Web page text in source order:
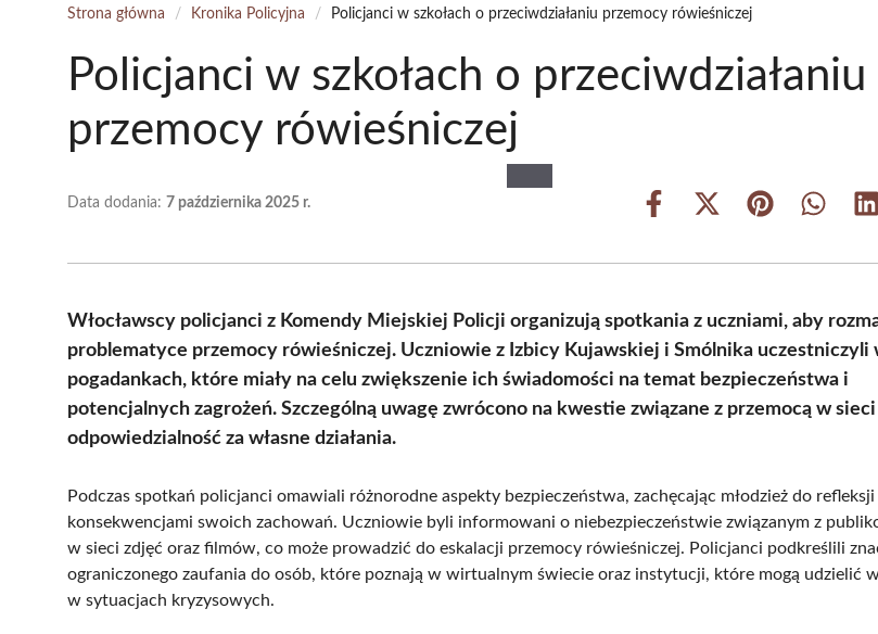
Strona główna / Kronika Policyjna / Policjanci w szkołach o przeciwdziałaniu przemocy rówieśniczej
Policjanci w szkołach o przeciwdziałaniu
przemocy rówieśniczej
Data dodania: 7 października 2025 r.
Share
Share
(Twitter)
Share Share
Włocławscy policjanci z Komendy Miejskiej Policji organizują spotkania z uczniami, aby
problematyce przemocy rówieśniczej. Uczniowie z Izbicy Kujawskiej i Smólnika uczestniczyli
pogadankach, które miały na celu zwiększenie ich świadomości na temat bezpieczeństwa i
potencjalnych zagrożeń. Szczególną uwagę zwrócono na kwestie związane z przemocą w
odpowiedzialność za własne działania.
Podczas spotkań policjanci omawiali różnorodne aspekty bezpieczeństwa, zachęcając młodzież do refleksji
konsekwencjami swoich zachowań. Uczniowie byli informowani o niebezpieczeństwie związanym z
w sieci zdjęć oraz filmów, co może prowadzić do eskalacji przemocy rówieśniczej. Policjanci podkreślili
ograniczonego zaufania do osób, które poznają w wirtualnym świecie oraz instytucji, które mogą udzielić
w sytuacjach kryzysowych.